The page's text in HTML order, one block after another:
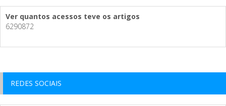
Ver quantos acessos teve os artigos
6290872
REDES SOCIAIS